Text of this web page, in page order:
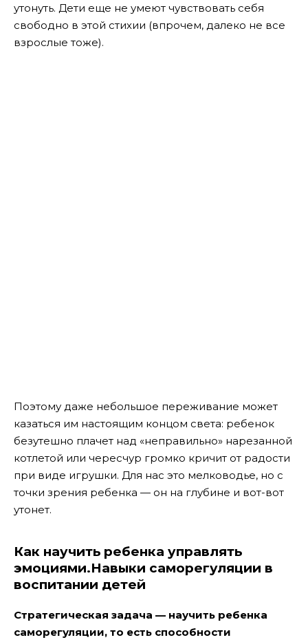
утонуть. Дети еще не умеют чувствовать себя
свободно в этой стихии (впрочем, далеко не все
взрослые тоже).
Поэтому даже небольшое переживание может
казаться им настоящим концом света: ребенок
безутешно плачет над «неправильно» нарезанной
котлетой или чересчур громко кричит от радости
при виде игрушки. Для нас это мелководье, но с
точки зрения ребенка — он на глубине и вот-вот
утонет.
Как научить ребенка управлять
эмоциями.Навыки саморегуляции в
воспитании детей
Стратегическая задача — научить ребенка
саморегуляции, то есть способности